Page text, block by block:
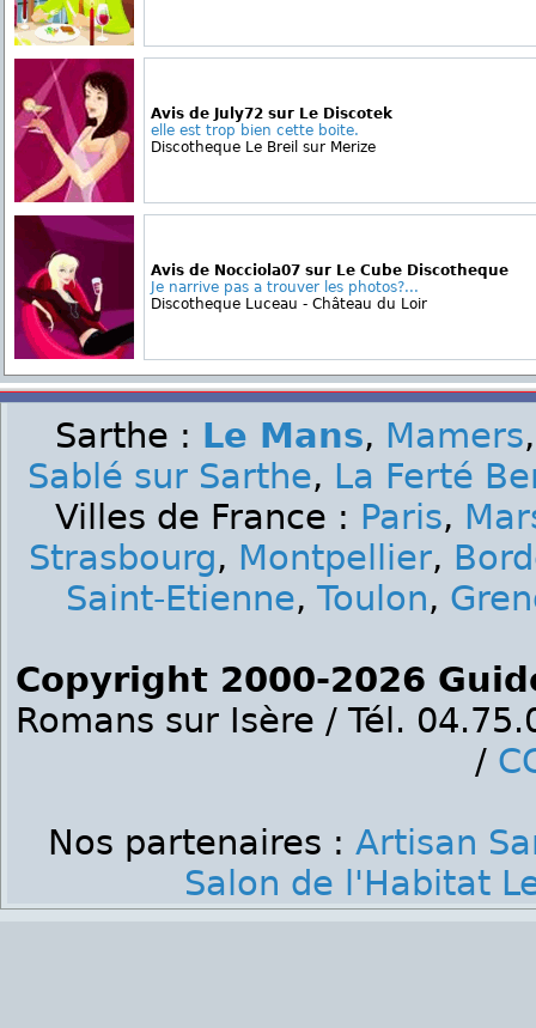
Avis de July72 sur Le Discotek
elle est trop bien cette boite.
Discotheque Le Breil sur Merize
Avis de Nocciola07 sur Le Cube Discotheque
Je narrive pas a trouver les photos?...
Discotheque Luceau - Château du Loir
Sarthe : Le Mans, Mamers
Sablé sur Sarthe, La Ferté
Villes de France : Paris,
Strasbourg, Montpellier,
Saint-Etienne, Toulon,
Copyright 2000-2026
Romans sur Isère / Tél.
/
Nos partenaires : Artisan
Salon de l'Habitat